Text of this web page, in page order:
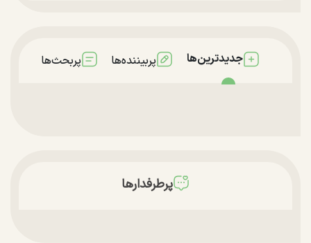
جدیدترین‌ها پربیننده‌ها پربحث‌ها
پرطرفدارها